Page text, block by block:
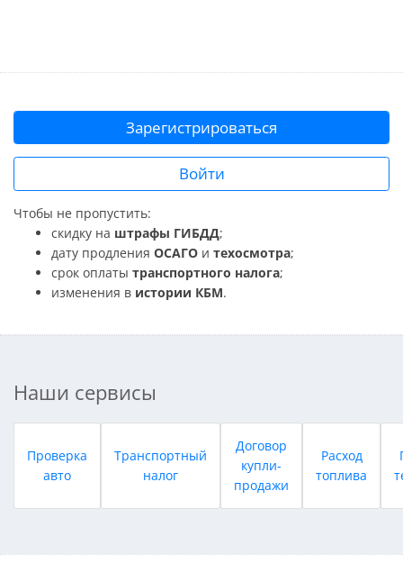
Зарегистрироваться
Войти
Чтобы не пропустить:
скидку на штрафы ГИБДД;
дату продления ОСАГО и техосмотра;
срок оплаты транспортного налога;
изменения в истории КБМ.
Наши сервисы
Проверка
авто
Транспортный
налог
Договор
купли-
продажи
Расход
топлива